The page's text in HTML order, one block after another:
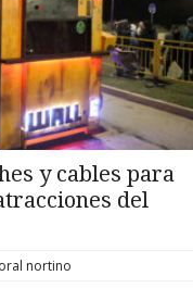
y cables para
del
nortino